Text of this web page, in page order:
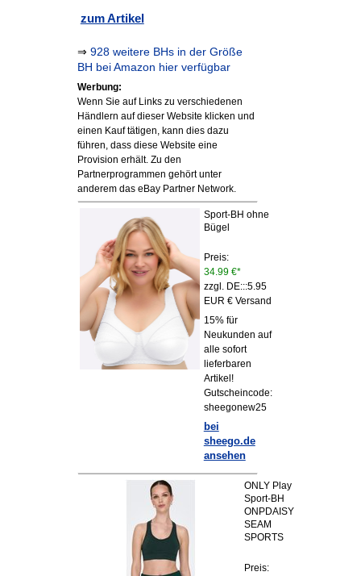
zum Artikel
⇒ 928 weitere BHs in der Größe
BH bei Amazon hier verfügbar
Werbung:
Wenn Sie auf Links zu verschiedenen
Händlern auf dieser Website klicken und
einen Kauf tätigen, kann dies dazu
führen, dass diese Website eine
Provision erhält. Zu den
Partnerprogrammen gehört unter
anderem das eBay Partner Network.
Sport-BH ohne
Bügel
Preis:
34.99 €*
zzgl. DE:::5.95
EUR € Versand
15% für
Neukunden auf
alle sofort
lieferbaren
Artikel!
Gutscheincode:
sheegonew25
bei
sheego.de
ansehen
ONLY Play
Sport-BH
ONPDAISY
SEAM
SPORTS
Preis: